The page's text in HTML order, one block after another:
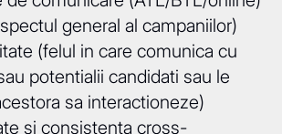
general al campaniilor)
(felul in care comunica cu
potentialii candidati sau le
sa interactioneze)
si consistenta cross-